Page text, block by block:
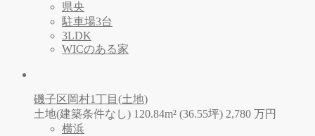
県央
駐車場3台
3LDK
WICのある家
磯子区岡村1丁目(土地)
土地(建築条件なし) 120.84m² (36.55坪) 2,780 万円
横浜